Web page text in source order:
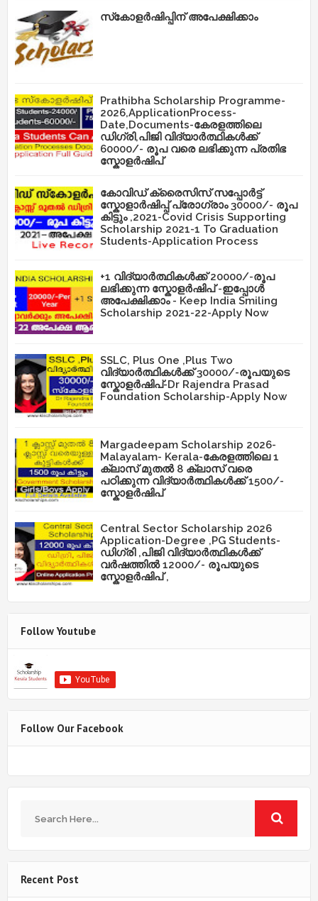
സ്‌കോളർഷിപ്പിന് അപേക്ഷിക്കാം
Prathibha Scholarship Programme-
2026,ApplicationProcess-
Date,Documents-കേരളത്തിലെ
ഡിഗ്രി,പിജി വിദ്യാർത്ഥികൾക്ക്
60000/- രൂപ വരെ ലഭിക്കുന്ന പ്രതിഭ
സ്കോളർഷിപ്
കോവിഡ് ക്രൈസിസ് സപ്പോർട്ട്
സ്കോളാർഷിപ്പ് പ്രോഗ്രാം 30000/- രൂപ
കിട്ടും ,2021-Covid Crisis Supporting
Scholarship 2021-1 To Graduation
Students-Application Process
+1 വിദ്യാർത്ഥികൾക്ക് 20000/-രൂപ
ലഭിക്കുന്ന സ്കോളർഷിപ് -ഇപ്പോൾ
അപേക്ഷിക്കാം - Keep India Smiling
Scholarship 2021-22-Apply Now
SSLC, Plus One ,Plus Two
വിദ്യാർത്ഥികൾക്ക് 30000/-രൂപയുടെ
സ്കോളർഷിപ്-Dr Rajendra Prasad
Foundation Scholarship-Apply Now
Margadeepam Scholarship 2026-
Malayalam- Kerala-കേരളത്തിലെ 1
ക്ലാസ് മുതൽ 8 ക്ലാസ് വരെ
പഠിക്കുന്ന വിദ്യാർത്ഥികൾക്ക് 1500/-
സ്കോളർഷിപ്
Central Sector Scholarship 2026
Application-Degree ,PG Students-
ഡിഗ്രി ,പിജി വിദ്യാർത്ഥികൾക്ക്
വർഷത്തിൽ 12000/- രൂപയുടെ
സ്കോളർഷിപ് ,
Follow Youtube
Follow Our Facebook
Recent Post